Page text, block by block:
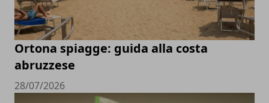
Ortona spiagge: guida alla costa
abruzzese
28/07/2026